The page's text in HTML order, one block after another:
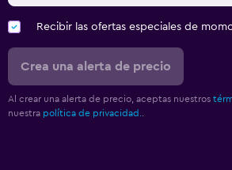
Recibir las ofertas especiales de
Crea una alerta de precio
Al crear una alerta de precio, aceptas nuestros
nuestra política de privacidad.